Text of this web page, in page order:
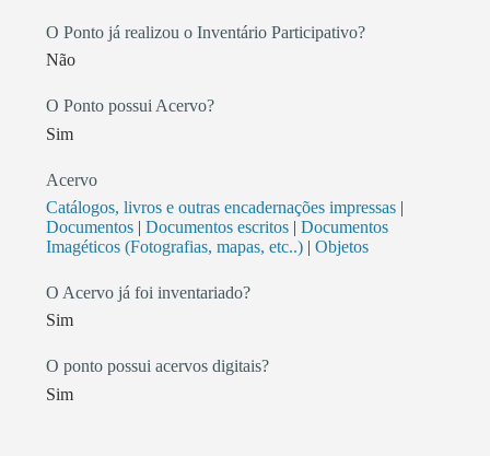
reconhecido pelo Estado de Goiás como Patrimônio
Cultural Imaterial do Estado de Goiás.
O Ponto já realizou o Inventário Participativo?
Não
O Ponto possui Acervo?
Sim
Acervo
Catálogos, livros e outras encadernações impressas |
Documentos | Documentos escritos | Documentos
Imagéticos (Fotografias, mapas, etc..) | Objetos
O Acervo já foi inventariado?
Sim
O ponto possui acervos digitais?
Sim